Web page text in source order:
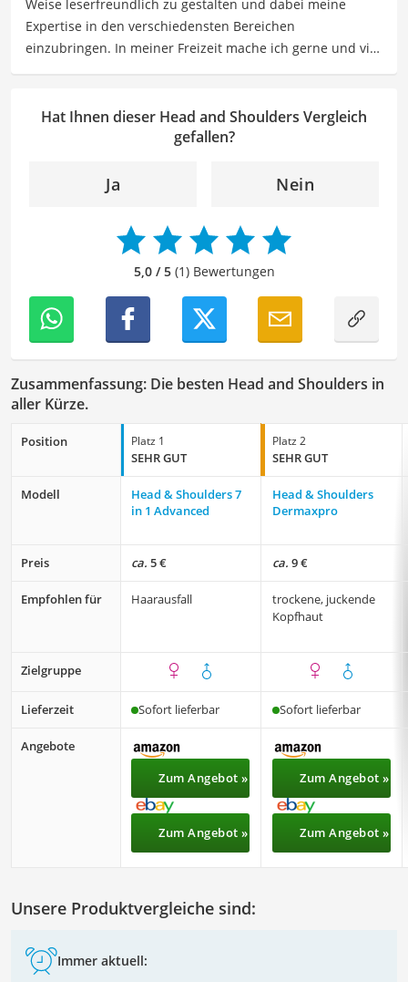
Schönheits- als auch Pflegeroutine zu optimieren.
Der Head and Shoulders-Vergleich ist aus unserer Sicht
besonders empfehlenswert fürSchuppengeplagte.
Weise leserfreundlich zu gestalten und dabei meine
Expertise in den verschiedensten Bereichen
einzubringen. In meiner Freizeit mache ich gerne und viel
Klarheit, Verständlichkeit und stilistische Korrektheit zu
überprüfen. Mein Ziel ist es dabei, die Qualität und den
angenehme Leseerfahrung zu bieten. Durch meine
beitragen, dass die Inhalte unserer Redaktion optimal
präsentiert werden und ihre volle Wirkung entfalten.
Hat Ihnen dieser Head and Shoulders Vergleich
gefallen?
Ja Nein
5,0 / 5(1) Bewertungen
Zusammenfassung: Die besten Head and Shoulders in
aller Kürze.
Position Platz 1
SEHR GUT
Platz 2
SEHR GUT
Modell
Head & Shoulders 7
in 1 Advanced
Head & Shoulders
Dermaxpro
Preis ca. 5 € ca. 9 €
Empfohlen für Haarausfall
trockene, juckende
Kopfhaut
Zielgruppe
Lieferzeit Sofort lieferbar Sofort lieferbar
Angebote
Zum Angebot »
Zum Angebot »
Zum Angebot »
Zum Angebot »
Unsere Produktvergleiche sind:
Immer aktuell: